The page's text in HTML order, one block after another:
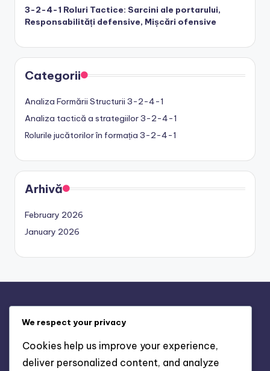
3-2-4-1 Roluri Tactice: Sarcini ale portarului,
Responsabilități defensive, Mișcări ofensive
Categorii
Analiza Formării Structurii 3-2-4-1
Analiza tactică a strategiilor 3-2-4-1
Rolurile jucătorilor în formația 3-2-4-1
Arhivă
February 2026
January 2026
Despre
We respect your privacy
Cookies help us improve your experience,
deliver personalized content, and analyze